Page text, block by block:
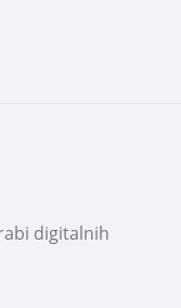
digitalnih